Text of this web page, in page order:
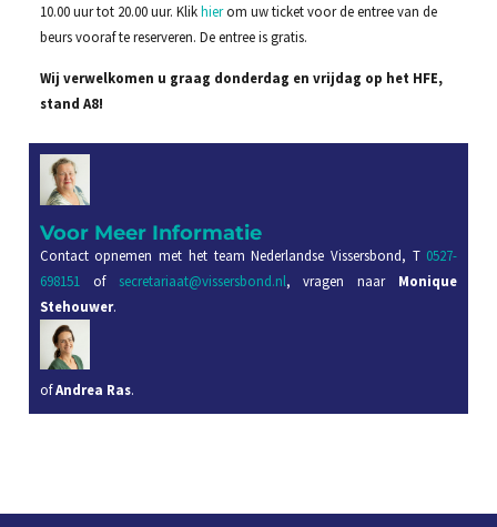
10.00 uur tot 20.00 uur. Klikhierom uw ticket voor de entree van de
beurs vooraf te reserveren. De entree is gratis.
Wij verwelkomen u graag donderdag en vrijdag op het HFE,
stand A8!
Voor Meer Informatie
Contact opnemen met het team Nederlandse Vissersbond, T 0527-
698151 of secretariaat@vissersbond.nl, vragen naar Monique
Stehouwer.
ofAndrea Ras.